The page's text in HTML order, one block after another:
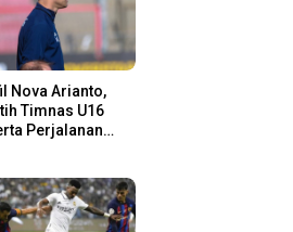
Nova Arianto,
Timnas U16
Perjalanan